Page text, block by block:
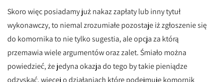
Skoro więc posiadamy już nakaz zapłaty lub inny tytuł
wykonawczy, to niemal zrozumiałe pozostaje iż zgłoszenie się
do komornika to nie tylko sugestia, ale opcja za którą
przemawia wiele argumentów oraz zalet. Śmiało można
powiedzieć, że jedyna okazja do tego by takie pieniądze
odzyskać, więcej o działaniach które podejmuje komornik